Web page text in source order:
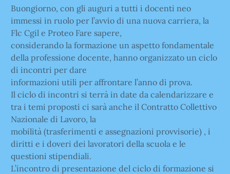
Buongiorno, con gli auguri a tutti i docenti neo
immessi in ruolo per l’avvio di una nuova carriera, la
Flc Cgil e Proteo Fare sapere,
considerando la formazione un aspetto fondamentale
della professione docente, hanno organizzato un ciclo
di incontri per dare
informazioni utili per affrontare l’anno di prova.
Il ciclo di incontri si terrà in date da calendarizzare e
tra i temi proposti ci sarà anche il Contratto Collettivo
Nazionale di Lavoro, la
mobilità (trasferimenti e assegnazioni provvisorie) , i
diritti e i doveri dei lavoratori della scuola e le
questioni stipendiali.
L’incontro di presentazione del ciclo di formazione si